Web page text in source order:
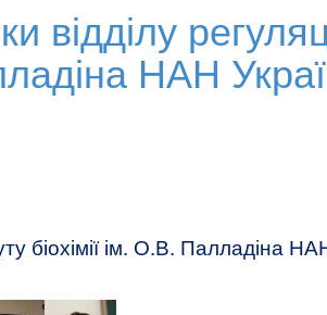
відділу
НАН
біохімії ім. О.В. Палладіна